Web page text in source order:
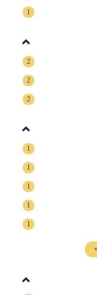
1
2
2
2
1
1
1
1
1